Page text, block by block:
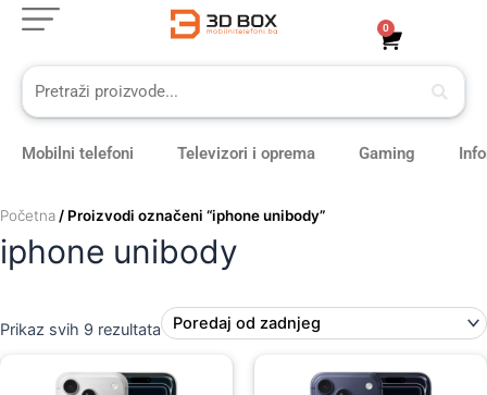
Skip
content
0
Cart
Mobilni telefoni Televizori i oprema Gaming
Početna / Proizvodi označeni “iphone unibody”
iphone unibody
Prikaz svih 9 rezultata
Sorted
by
latest